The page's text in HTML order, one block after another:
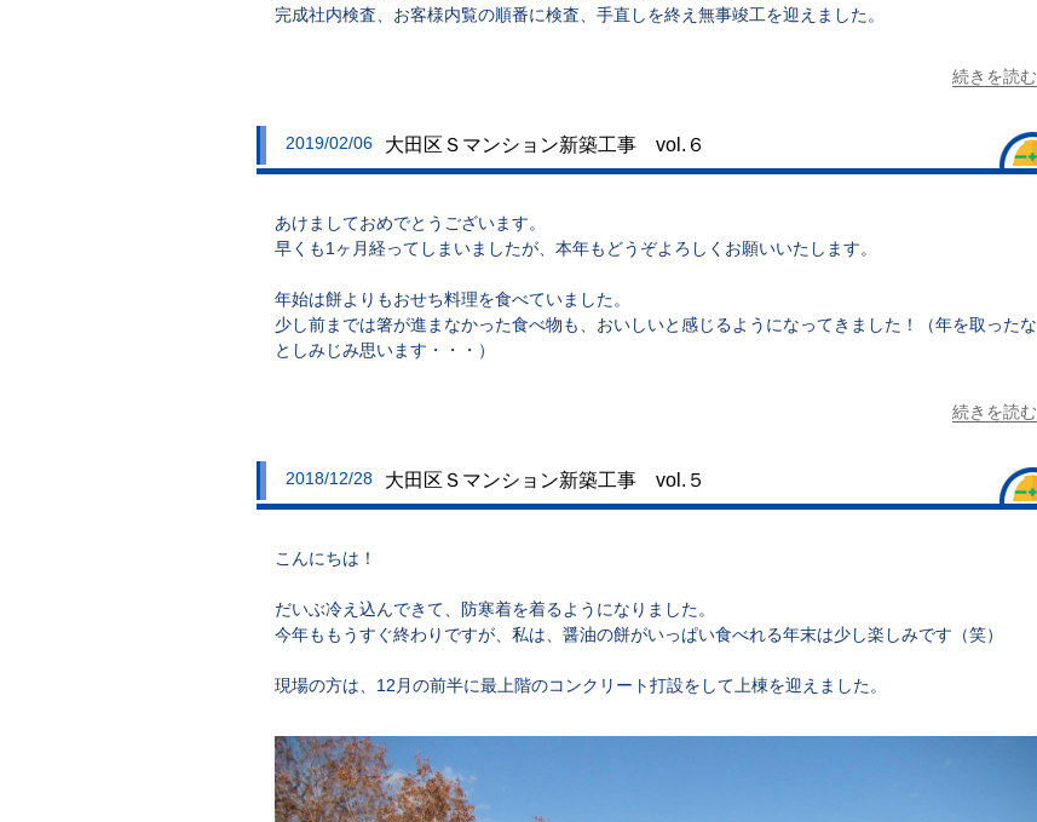
完成社内検査、お客様内覧の順番に検査、手直しを終え無事竣工を迎えました。
続きを読む
2019/02/06 大田区Ｓマンション新築工事 vol.６
あけましておめでとうございます。
早くも1ヶ月経ってしまいましたが、本年もどうぞよろしくお願いいたします。
年始は餅よりもおせち料理を食べていました。
少し前までは箸が進まなかった食べ物も、おいしいと感じるようになってきました！（年を取ったな
としみじみ思います・・・）
続きを読む
2018/12/28 大田区Ｓマンション新築工事 vol.５
こんにちは！
だいぶ冷え込んできて、防寒着を着るようになりました。
今年ももうすぐ終わりですが、私は、醤油の餅がいっぱい食べれる年末は少し楽しみです（笑）
現場の方は、12月の前半に最上階のコンクリート打設をして上棟を迎えました。